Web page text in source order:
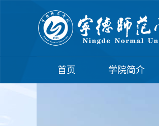
首页 学院简介